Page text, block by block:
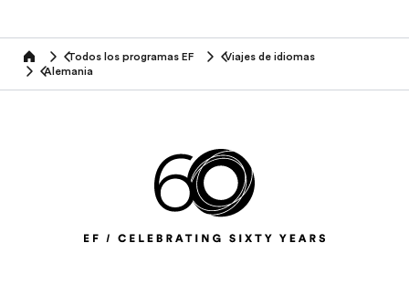
home Todos los programas EF
Viajes de idiomas
Alemania